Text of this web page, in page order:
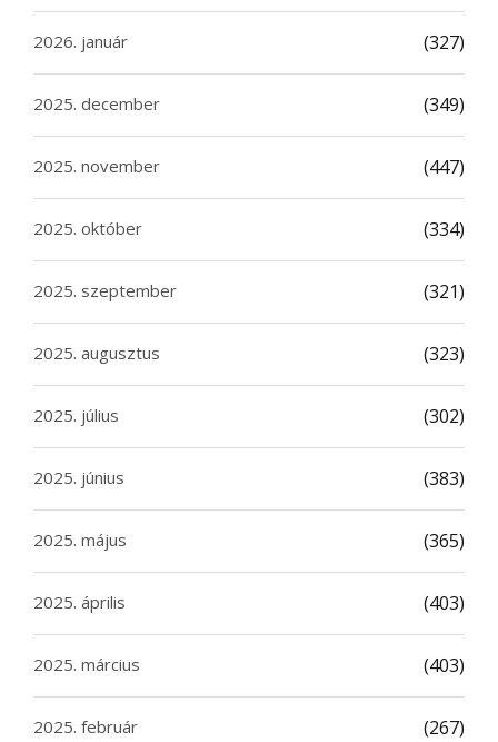
2026. január (327)
2025. december (349)
2025. november (447)
2025. október (334)
2025. szeptember (321)
2025. augusztus (323)
2025. július (302)
2025. június (383)
2025. május (365)
2025. április (403)
2025. március (403)
2025. február (267)